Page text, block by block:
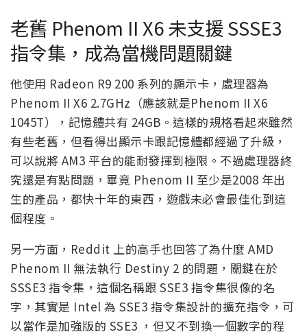
老舊 Phenom II X6 未支援 SSSE3
指令集，成為當機問題關鍵
他使用 Radeon R9 200 系列的顯示卡，處理器為
Phenom II X6 2.7GHz（應該就是Phenom II X6
1045T），記憶體共有 24GB。這樣的規格看起來雖然
有些老舊，但看得出顯示卡跟記憶體都經過了升級，
可以說將 AM3 平台的能耐發揮到極限。不過處理器終
究還是有點問題，畢竟 Phenom II 至少是2008 年出
生的產品，都快十年的東西，遊戲未必會最佳化到這
個程度。
另一方面，Reddit 上的高手也回答了為什麼 AMD
Phenom II 無法執行 Destiny 2 的問題，關鍵在於
SSSE3 指令集，這個名稱跟 SSE3 指令集很像的名
字，其實是 Intel 為 SSE3 指令集設計的擴充指令，可
以當作是加強版的 SSE3 ，但又不到換一個數字的程